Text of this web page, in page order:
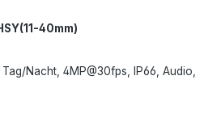
40mm)
Nacht, 4MP@30fps, IP66, Audio,